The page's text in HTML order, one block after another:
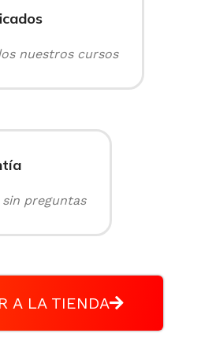
nuestros cursos
sin preguntas
A LA TIENDA